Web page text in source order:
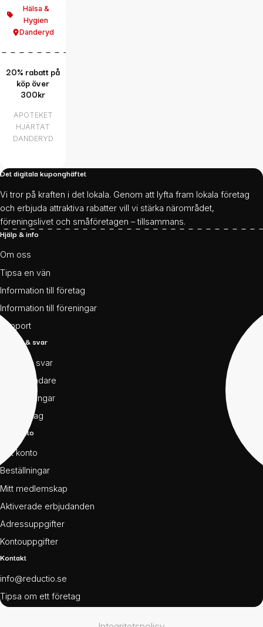
Hälsa &
Hygien
Danderyd
20% rabatt på
köp över
300kr
APOTEKET
HJÄRTAT
DANDERYD
Det digitala kuponghäftet
Vi tror på kraften i det lokala. Genom att lyfta fram lokala företag
och erbjuda attraktiva rabatter vill vi stärka närområdet,
föreningslivet och småföretagen – tillsammans.
Hjälp & info
Om oss
Tipsa en vän
Information till företag
Information till föreningar
Support
Frågor & svar
Frågor & svar
För användare
För föreningar
För företag
Mitt konto
Mitt konto
Beställningar
Mitt medlemskap
Aktiverade erbjudanden
Adressuppgifter
Kontouppgifter
Kontakt
info@reductio.se
Tipsa om ett företag